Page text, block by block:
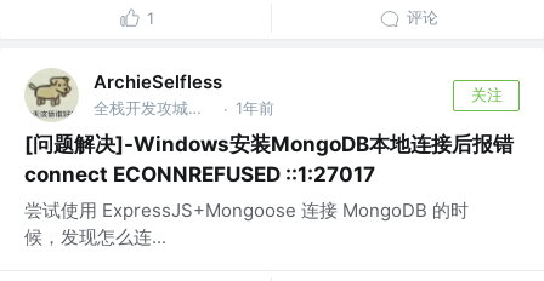
1 评论
ArchieSelfless
全栈开发攻城狮 @深圳威富通科技有限公司 · 1年前
关注
[问题解决]-Windows安装MongoDB本地连接后报错
connect ECONNREFUSED ::1:27017
尝试使用 ExpressJS+Mongoose 连接 MongoDB 的时
候，发现怎么连...